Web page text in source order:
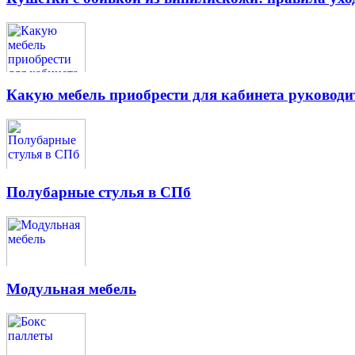
Какую мебель приобрести для кабинета
Полубарные стулья в СПб
Модульная мебель